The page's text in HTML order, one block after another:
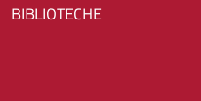
BIBLIOTECHE